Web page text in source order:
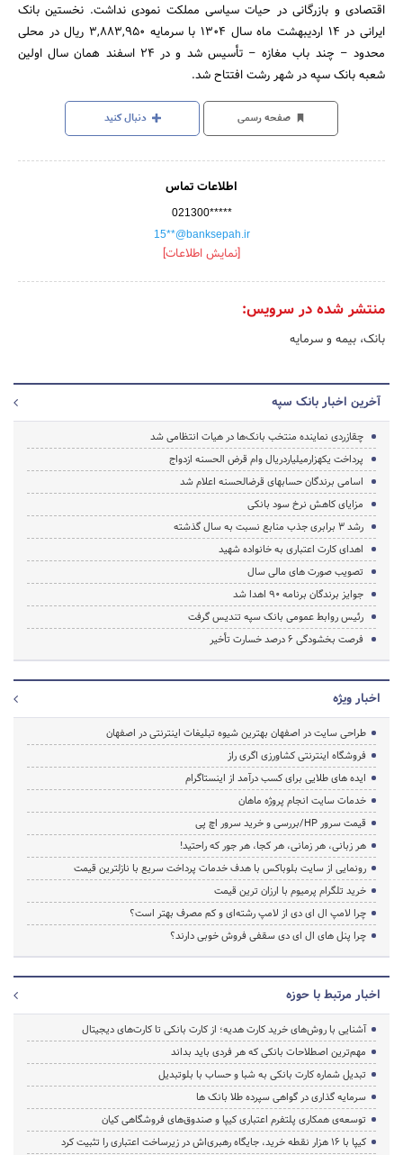
اقتصادی و بازرگانی در حیات سیاسی مملکت نمودی نداشت. نخستین بانک
ایرانی در 14 اردیبهشت ماه سال 1304 با سرمایه 3,883,950 ریال در محلی
محدود – چند باب مغازه – تأسیس شد و در 24 اسفند همان سال اولین
شعبه بانک سپه در شهر رشت افتتاح شد.
صفحه رسمی دنبال کنید
اطلاعات تماس
021300*****
15**@banksepah.ir
[نمایش اطلاعات]
منتشر شده در سرویس:
بانک، بیمه و سرمایه
آخرین اخبار بانک سپه
چقازردی نماینده منتخب بانک‌ها در هیات انتظامی شد
پرداخت یکهزارمیلیاردریال وام قرض الحسنه ازدواج
اسامی برندگان حساب‎های قرض‎الحسنه اعلام شد
مزایای کاهش نرخ سود بانکی
رشد 3 برابری جذب منابع نسبت به سال گذشته
اهدای کارت اعتباری به خانواده شهید
تصویب صورت های مالی سال
جوایز برندگان برنامه 90 اهدا شد
رئیس روابط عمومی بانک سپه تندیس گرفت
فرصت بخشودگی 6 درصد خسارت تأخیر
اخبار ویژه
طراحی سایت در اصفهان بهترین شیوه تبلیغات اینترنتی در اصفهان
فروشگاه اینترنتی کشاورزی اگری راز
ایده های طلایی برای کسب درآمد از اینستاگرام
خدمات سایت انجام پروژه ماهان
قیمت سرور HP/بررسی و خرید سرور اچ پی
هر زبانی، هر زمانی، هر کجا، هر جور که راحتید!
رونمایی از سایت بلوباکس با هدف خدمات پرداخت سریع با نازلترین قیمت
خرید تلگرام پرمیوم با ارزان ترین قیمت
چرا لامپ ال ای دی از لامپ رشته‌ای و کم مصرف بهتر است؟
چرا پنل های ال ای دی سقفی فروش خوبی دارند؟
اخبار مرتبط با حوزه
آشنایی با روش‌های خرید کارت هدیه؛ از کارت بانکی تا کارت‌های دیجیتال
مهم‌ترین اصطلاحات بانکی که هر فردی باید بداند
تبدیل شماره کارت بانکی به شبا و حساب با بلوتبدیل
سرمایه گذاری در گواهی سپرده طلا بانک ها
توسعه‌ی همکاری‌ پلتفرم اعتباری کیپا و صندوق‌های فروشگاهی کیان
کیپا با ۱۶ هزار نقطه خرید، جایگاه رهبری‌اش در زیرساخت اعتباری را تثبیت کرد